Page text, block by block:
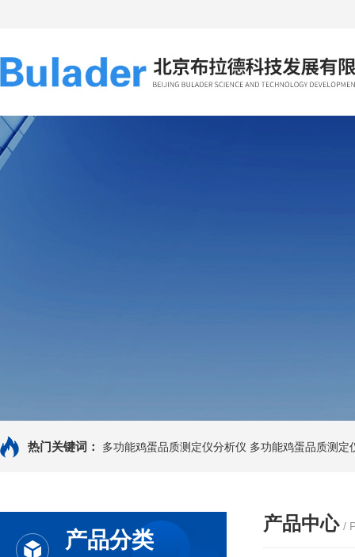
热门关键词： 多功能鸡蛋品质测定仪分析仪 多功能鸡蛋品质测定
产品分类
产品中心 /